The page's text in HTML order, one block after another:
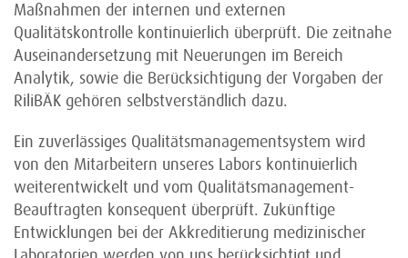
Maßnahmen der internen und externen
Qualitätskontrolle kontinuierlich überprüft. Die zeitnahe
Auseinandersetzung mit Neuerungen im Bereich
Analytik, sowie die Berücksichtigung der Vorgaben der
RiliBÄK gehören selbstverständlich dazu.
Ein zuverlässiges Qualitätsmanagementsystem wird
von den Mitarbeitern unseres Labors kontinuierlich
weiterentwickelt und vom Qualitätsmanagement-
Beauftragten konsequent überprüft. Zukünftige
Entwicklungen bei der Akkreditierung medizinischer